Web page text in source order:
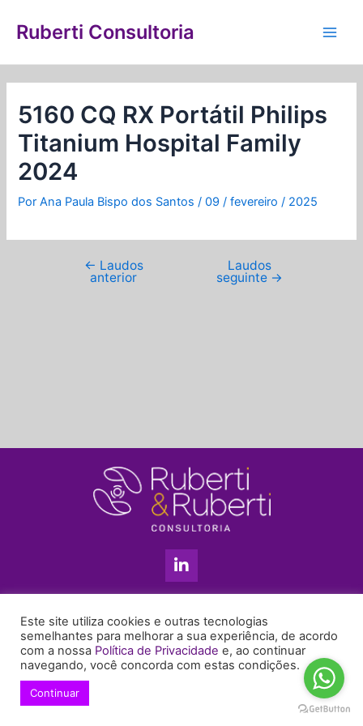
para
conteúdo
Ruberti Consultoria
5160 CQ RX Portátil Philips
Titanium Hospital Family
2024
PorAna Paula Bispo dos Santos/09 / fevereiro / 2025
de
← Laudos
anterior
Laudos
seguinte →
L
i
n
e
d
i
n
+55 11 99655-6439
enyruberti@ruberticonsultoria.com.br
Este site utiliza cookies e outras tecnologias
semelhantes para melhorar a sua experiência, de acordo
com a nossa Política de Privacidade e, ao continuar
navegando, você concorda com estas condições.
Continuar